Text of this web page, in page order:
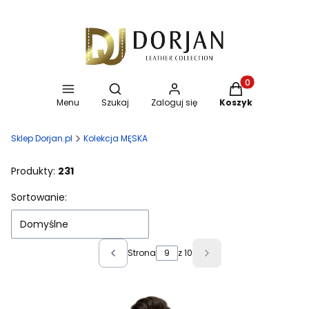
Menu
Otwórz wyszukiwarkę
Szukaj Zaloguj się
Produkty w
Koszyk
Sklep Dorjan.pl Kolekcja MĘSKA
Produkty: 231
Lista produktów
Sortowanie:
Domyślne
Poprzednie produkty
Strona z 10 Następne produkty